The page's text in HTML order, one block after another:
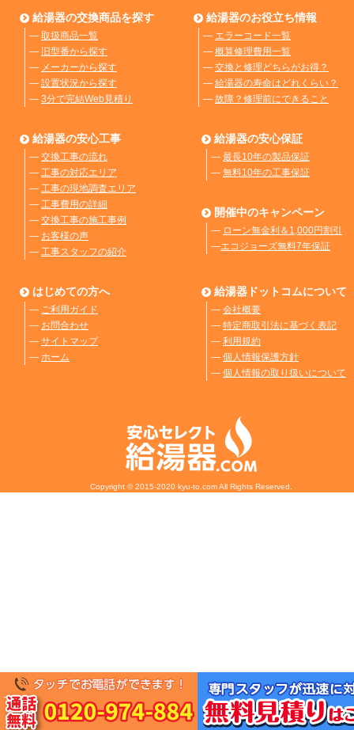
給湯器の交換商品を探す
― 取扱商品一覧
― 旧型番から探す
― メーカーから探す
― 設置状況から探す
― 3分で完結Web見積り
給湯器のお役立ち情報
― エラーコード一覧
― 概算修理費用一覧
― 交換と修理どちらがお得？
― 給湯器の寿命はどれくらい？
― 故障？修理前にできること
給湯器の安心工事
― 交換工事の流れ
― 工事の対応エリア
― 工事の現地調査エリア
― 工事費用の詳細
― 交換工事の施工事例
― お客様の声
― 工事スタッフの紹介
給湯器の安心保証
― 最長10年の製品保証
― 無料10年の工事保証
開催中のキャンペーン
― ローン無金利＆1,000円割引
―エコジョーズ無料7年保証
はじめての方へ
― ご利用ガイド
― お問合わせ
― サイトマップ
― ホーム
給湯器ドットコムについて
― 会社概要
― 特定商取引法に基づく表記
― 利用規約
― 個人情報保護方針
― 個人情報の取り扱いについて
Copyright © 2015-2020 kyu-to.com All Rights Reserved.